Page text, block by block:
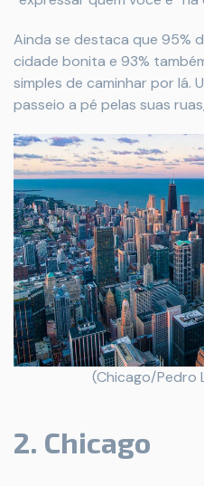
Ainda se destaca que 95%
cidade bonita e 93%
simples de caminhar por lá.
passeio a pé pelas suas
(Chicago/Pedro
2. Chicago